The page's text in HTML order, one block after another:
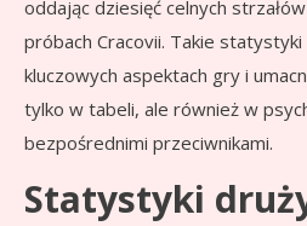
oddając dziesięć celnych
próbach Cracovii. Takie
kluczowych aspektach gry i
tylko w tabeli, ale również w
bezpośrednimi przeciwnikami.
Statystyki